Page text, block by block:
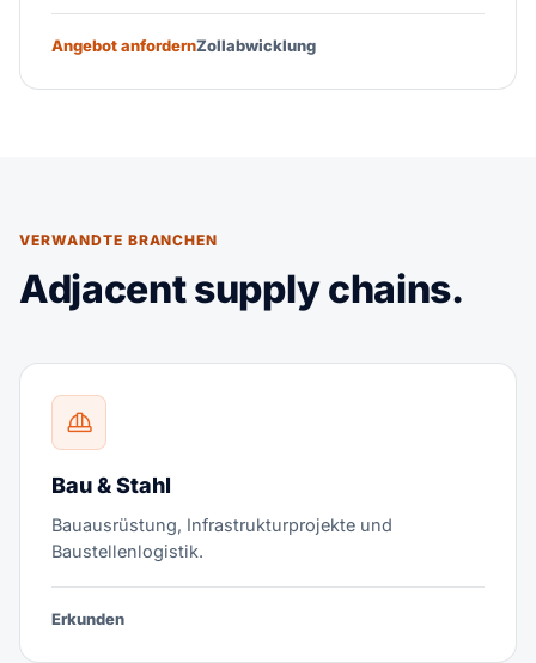
Angebot anfordernZollabwicklung
VERWANDTE BRANCHEN
Adjacent supply chains.
Bau & Stahl
Bauausrüstung, Infrastrukturprojekte und
Baustellenlogistik.
Erkunden